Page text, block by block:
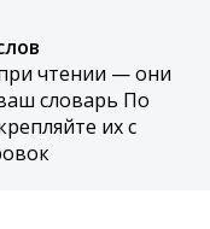
чтении — они
словарь По
их с